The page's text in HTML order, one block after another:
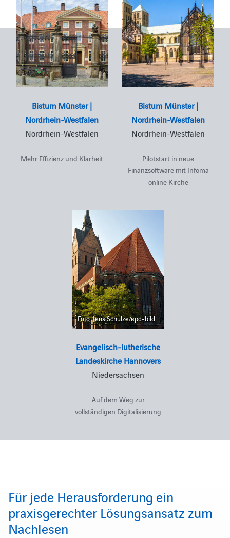
Bistum Münster |
Nordrhein-Westfalen
Nordrhein-Westfalen
Mehr Effizienz und Klarheit
Bistum Münster |
Nordrhein-Westfalen
Nordrhein-Westfalen
Pilotstart in neue
Finanzsoftware mit Infoma
online Kirche
Foto: Jens Schulze/epd-bild
Evangelisch-lutherische
Landeskirche Hannovers
Niedersachsen
Auf dem Weg zur
vollständigen Digitalisierung
Für jede Herausforderung ein
praxisgerechter Lösungsansatz zum
Nachlesen